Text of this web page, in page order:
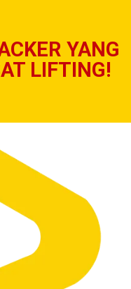
YANG
LIFTING!